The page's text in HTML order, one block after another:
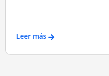
Leer más